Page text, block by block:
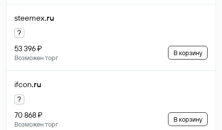
steemex.ru
?
53 396 ₽
Возможен торг
В корзину
ifcon.ru
?
70 868 ₽
Возможен торг
В корзину